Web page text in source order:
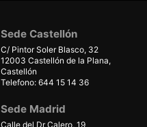
Sede Castellón
C/ Pintor Soler Blasco, 32
12003 Castellón de la Plana,
Castellón
Telefono: 644 15 14 36
Sede Madrid
Calle del Dr Calero, 19